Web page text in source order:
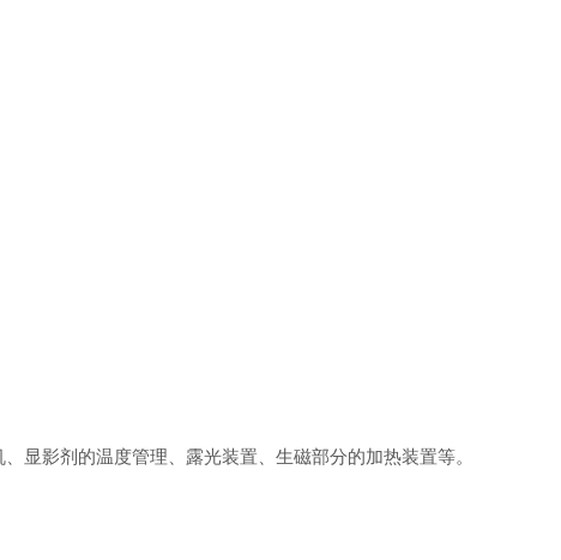
影剂的温度管理、露光装置、生磁部分的加热装置等。